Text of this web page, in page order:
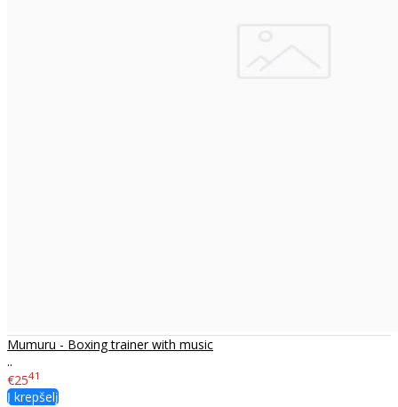
Mumuru - Boxing trainer with music
..
€2541
Į krepšelį